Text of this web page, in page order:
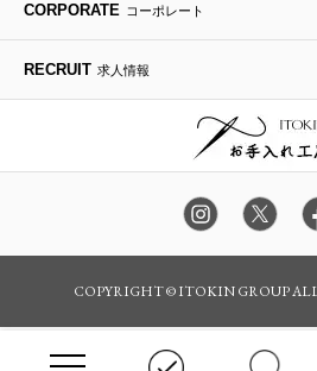
その他のグッズ・小物
CORPORATE コーポレート
RECRUIT 求人情報
COPYRIGHT © ITOKIN GROUP